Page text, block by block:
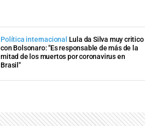
Política internacional Lula da Silva muy critico
con Bolsonaro: "Es responsable de más de la
mitad de los muertos por coronavirus en
Brasil"